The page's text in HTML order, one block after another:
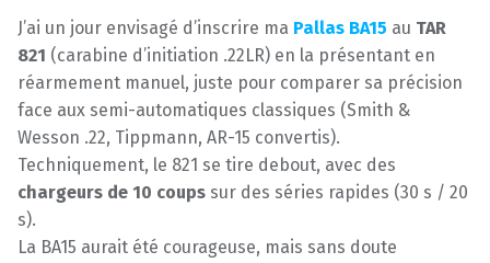
J’ai un jour envisagé d’inscrire ma Pallas BA15 au TAR
821 (carabine d’initiation .22LR) en la présentant en
réarmement manuel, juste pour comparer sa précision
face aux semi-automatiques classiques (Smith &
Wesson .22, Tippmann, AR-15 convertis).
Techniquement, le 821 se tire debout, avec des
chargeurs de 10 coups sur des séries rapides (30 s / 20
s).
La BA15 aurait été courageuse, mais sans doute